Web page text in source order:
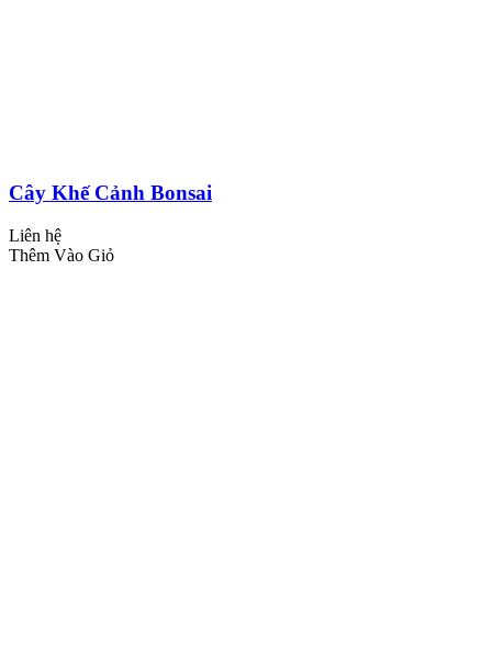
Cây Khế Cảnh Bonsai
Liên hệ
Thêm Vào Giỏ